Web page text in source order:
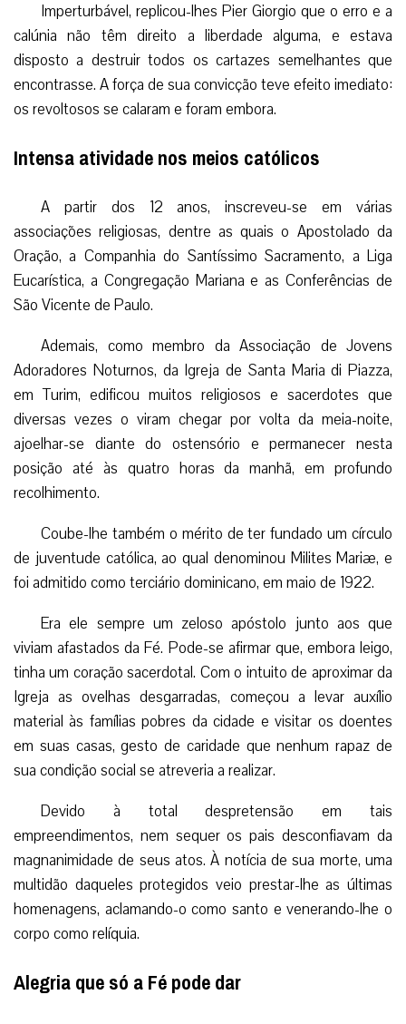
Imperturbável, replicou-lhes Pier Giorgio que o erro e a
calúnia não têm direito a liberdade alguma, e estava
disposto a destruir todos os cartazes semelhantes que
encontrasse. A força de sua convicção teve efeito imediato:
os revoltosos se calaram e foram embora.
Intensa atividade nos meios católicos
A partir dos 12 anos, inscreveu-se em várias
associações religiosas, dentre as quais o Apostolado da
Oração, a Companhia do Santíssimo Sacramento, a Liga
Eucarística, a Congregação Mariana e as Conferências de
São Vicente de Paulo.
Ademais, como membro da Associação de Jovens
Adoradores Noturnos, da Igreja de Santa Maria di Piazza,
em Turim, edificou muitos religiosos e sacerdotes que
diversas vezes o viram chegar por volta da meia-noite,
ajoelhar-se diante do ostensório e permanecer nesta
posição até às quatro horas da manhã, em profundo
recolhimento.
Coube-lhe também o mérito de ter fundado um círculo
de juventude católica, ao qual denominou Milites Mariæ, e
foi admitido como terciário dominicano, em maio de 1922.
Era ele sempre um zeloso apóstolo junto aos que
viviam afastados da Fé. Pode-se afirmar que, embora leigo,
tinha um coração sacerdotal. Com o intuito de aproximar da
Igreja as ovelhas desgarradas, começou a levar auxílio
material às famílias pobres da cidade e visitar os doentes
em suas casas, gesto de caridade que nenhum rapaz de
sua condição social se atreveria a realizar.
Devido à total despretensão em tais
empreendimentos, nem sequer os pais desconfiavam da
magnanimidade de seus atos. À notícia de sua morte, uma
multidão daqueles protegidos veio prestar-lhe as últimas
homenagens, aclamando-o como santo e venerando-lhe o
corpo como relíquia.
Alegria que só a Fé pode dar